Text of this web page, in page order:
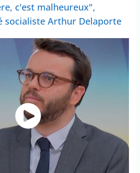
c'est malheureux",
socialiste Arthur Delaporte